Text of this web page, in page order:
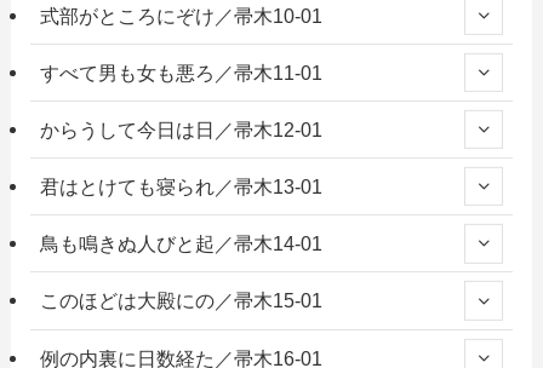
式部がところにぞけ／帚木10-01
すべて男も女も悪ろ／帚木11-01
からうして今日は日／帚木12-01
君はとけても寝られ／帚木13-01
鳥も鳴きぬ人びと起／帚木14-01
このほどは大殿にの／帚木15-01
例の内裏に日数経た／帚木16-01